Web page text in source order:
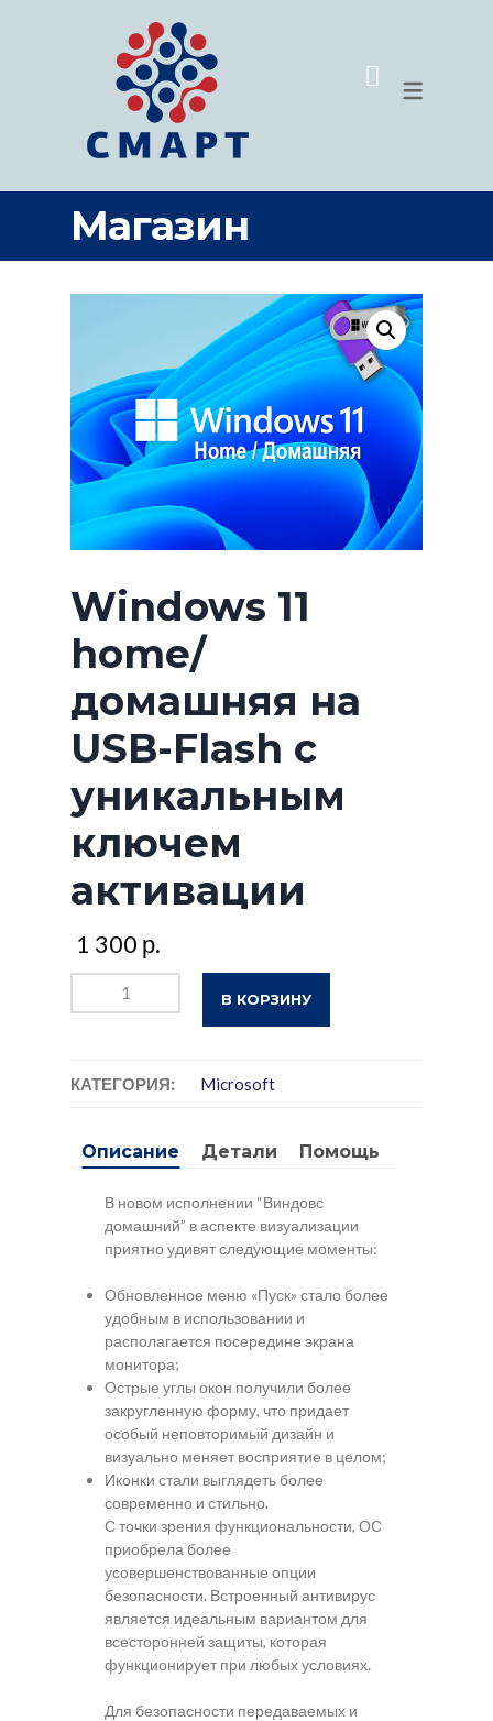
МАГАЗИН
ВИДЕОНАБЛЮДЕНИЕ
SIM-КАРТЫ
MICROSOFT
Магазин
Windows 11
home/
домашняя на
USB-Flash с
уникальным
ключем
активации
1 300 р.
Количество
товара
home/
USB-
уникальным
ключем
В КОРЗИНУ
КАТЕГОРИЯ: Microsoft
Описание Детали Помощь
В новом исполнении “Виндовс
домашний” в аспекте визуализации
приятно удивят следующие моменты:
Обновленное меню «Пуск» стало более
удобным в использовании и
располагается посередине экрана
монитора;
Острые углы окон получили более
закругленную форму, что придает
особый неповторимый дизайн и
визуально меняет восприятие в целом;
Иконки стали выглядеть более
современно и стильно.
С точки зрения функциональности, ОС
приобрела более
усовершенствованные опции
безопасности. Встроенный антивирус
является идеальным вариантом для
всесторонней защиты, которая
функционирует при любых условиях.
Для безопасности передаваемых и